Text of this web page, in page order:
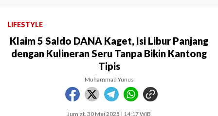
LIFESTYLE
Klaim 5 Saldo DANA Kaget, Isi Libur Panjang
dengan Kulineran Seru Tanpa Bikin Kantong
Tipis
Muhammad Yunus
Jum'at, 30 Mei 2025 | 14:17 WIB